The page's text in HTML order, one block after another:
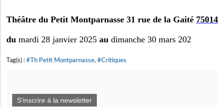
Théâtre du Petit Montparnasse 31 rue de la Gaité 75014
du mardi 28 janvier 2025 au dimanche 30 mars 202
Tag(s) : #Th Petit Montparnasse, #Critiques
S'inscrire à la newsletter